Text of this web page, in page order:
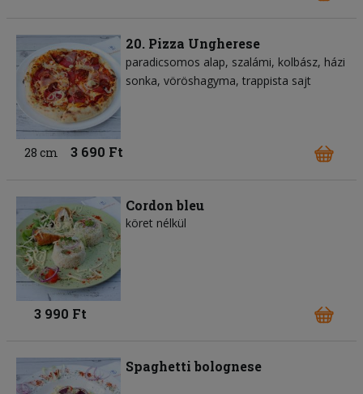
20. Pizza Ungherese
paradicsomos alap szalámi kolbász házi
sonka vöröshagyma trappista sajt
28 cm 3 690 Ft
Cordon bleu
köret nélkül
3 990 Ft
Spaghetti bolognese